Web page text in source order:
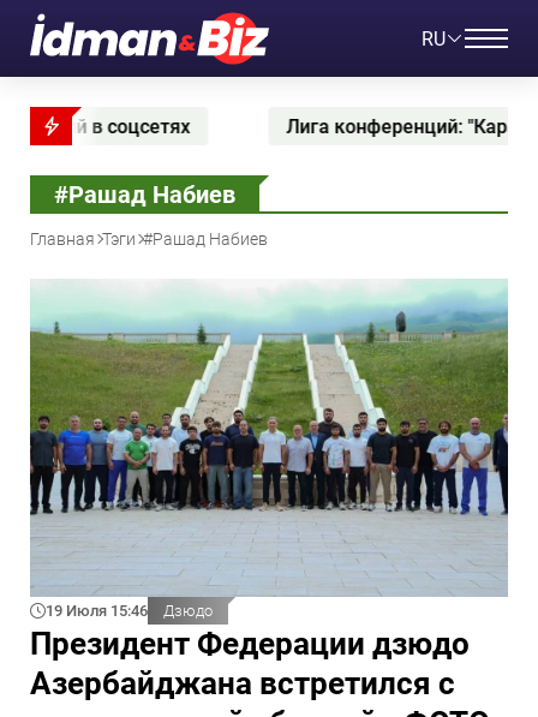
RU
Лига конференций: "Карабах" на выезде
#Рашад Набиев
Главная Тэги #Рашад Набиев
19 Июля 15:46 Дзюдо
Президент Федерации дзюдо
Азербайджана встретился с